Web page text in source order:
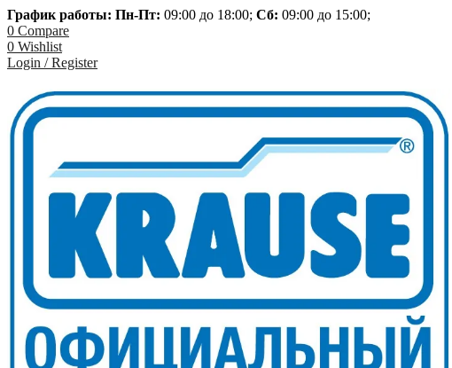
График работы: Пн-Пт: 09:00 до 18:00; Сб: 09:00 до 15:00;
0 Compare
0 Wishlist
Login / Register